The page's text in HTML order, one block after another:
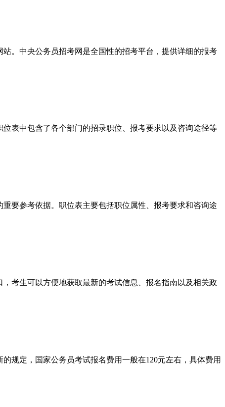
。中央公务员招考网是全国性的招考平台，提供详细的报考
表中包含了各个部门的招录职位、报考要求以及咨询途径等
要参考依据。职位表主要包括职位属性、报考要求和咨询途
考生可以方便地获取最新的考试信息、报名指南以及相关政
规定，国家公务员考试报名费用一般在120元左右，具体费用